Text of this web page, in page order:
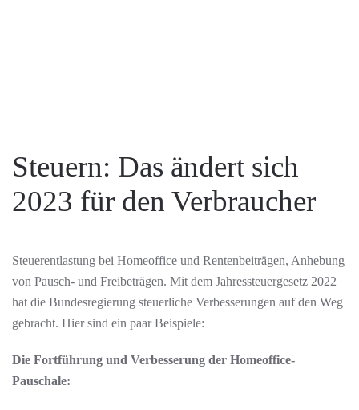
Steuern: Das ändert sich
2023 für den Verbraucher
Steuerentlastung bei Homeoffice und Rentenbeiträgen, Anhebung
von Pausch- und Freibeträgen. Mit dem Jahressteuergesetz 2022
hat die Bundesregierung steuerliche Verbesserungen auf den Weg
gebracht. Hier sind ein paar Beispiele:
Die Fortführung und Verbesserung der Homeoffice-
Pauschale: